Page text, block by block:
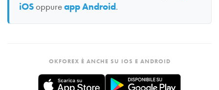
iOSoppureapp Android.
OKFOREX È ANCHE SU IOS E ANDROID